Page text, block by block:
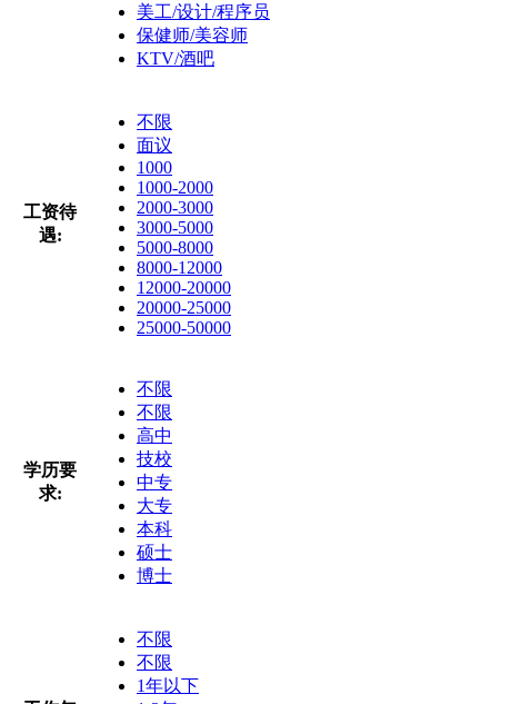
美工/设计/程序员
保健师/美容师
KTV/酒吧
工资待
遇:
不限
面议
1000
1000-2000
2000-3000
3000-5000
5000-8000
8000-12000
12000-20000
20000-25000
25000-50000
学历要
求:
不限
不限
高中
技校
中专
大专
本科
硕士
博士
不限
不限
1年以下